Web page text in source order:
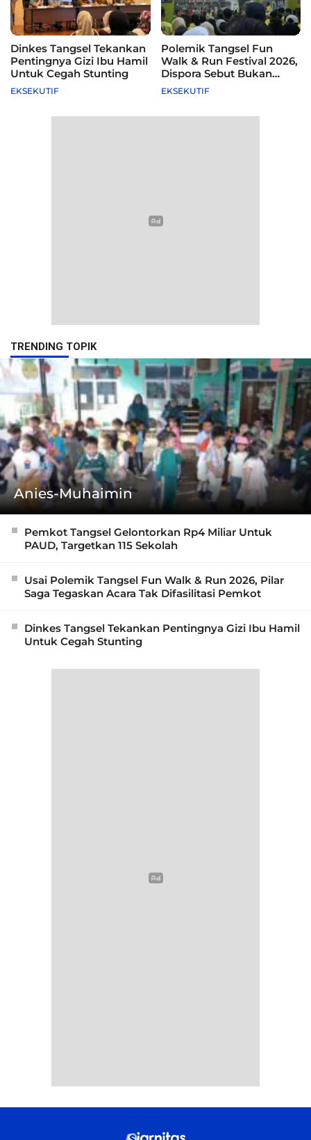
Dinkes Tangsel Tekankan
Pentingnya Gizi Ibu Hamil
Untuk Cegah Stunting
EKSEKUTIF
Polemik Tangsel Fun
Walk & Run Festival 2026,
Dispora Sebut Bukan
Agenda Pemkot
EKSEKUTIF
TRENDING TOPIK
Anies-Muhaimin
Pemkot Tangsel Gelontorkan Rp4 Miliar Untuk
PAUD, Targetkan 115 Sekolah
Usai Polemik Tangsel Fun Walk & Run 2026, Pilar
Saga Tegaskan Acara Tak Difasilitasi Pemkot
Dinkes Tangsel Tekankan Pentingnya Gizi Ibu Hamil
Untuk Cegah Stunting